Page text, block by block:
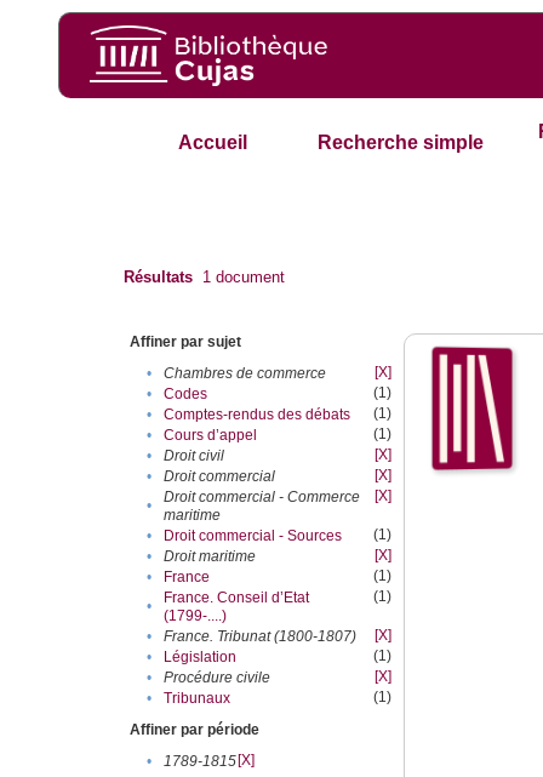
Accueil Recherche simple
Résultats 1 document
Affiner par sujet
•
Chambres de commerce
[X]
•
Codes
(1)
•
Comptes-rendus des débats
(1)
•
Cours d’appel
(1)
•
Droit civil
[X]
•
Droit commercial
[X]
•
Droit commercial - Commerce
maritime
[X]
• Droit commercial - Sources
(1)
•
Droit maritime
[X]
•
France
(1)
•
France. Conseil d’Etat
(1799-....)
(1)
• France. Tribunat (1800-1807)
[X]
•
Législation
(1)
•
Procédure civile
[X]
•
Tribunaux
(1)
Affiner par période
•
1789-1815[X]